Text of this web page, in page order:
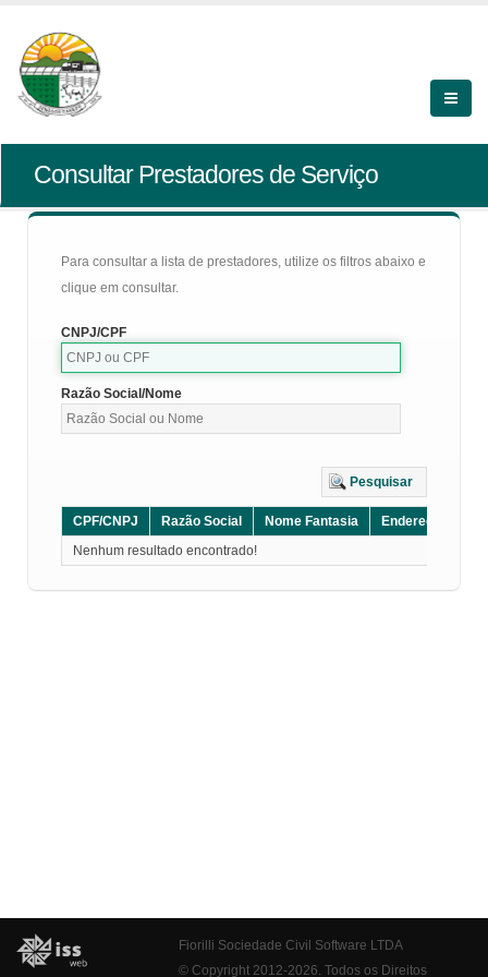
Consultar Prestadores de Serviço
Para consultar a lista de prestadores, utilize os filtros abaixo e
clique em consultar.
CNPJ/CPF
Razão Social/Nome
Pesquisar
CPF/CNPJ Razão Social Nome Fantasia Endereço
Nenhum resultado encontrado!
Fiorilli Sociedade Civil Software LTDA
© Copyright 2012-2026. Todos os Direitos